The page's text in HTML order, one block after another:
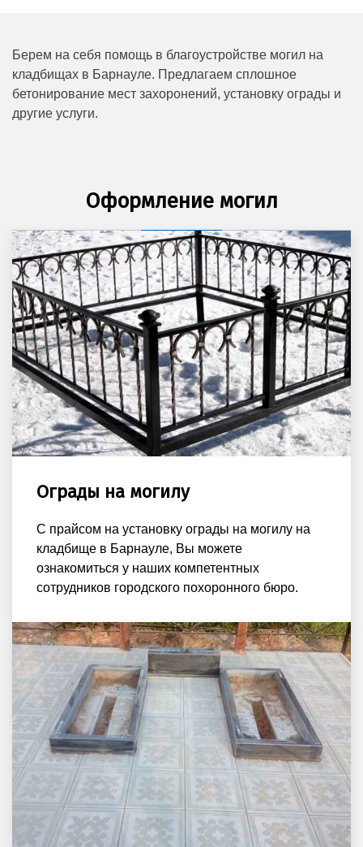
Берем на себя помощь в благоустройстве могил на
кладбищах в Барнауле. Предлагаем сплошное
бетонирование мест захоронений, установку ограды и
другие услуги.
Оформление могил
Ограды на могилу
С прайсом на установку ограды на могилу на
кладбище в Барнауле, Вы можете
ознакомиться у наших компетентных
сотрудников городского похоронного бюро.